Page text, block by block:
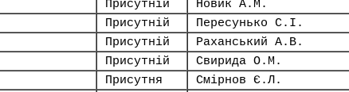
Присутній Новик А.М.
Присутній Пересунько С.І.
Присутній Раханський А.В.
Присутній Свирида О.М.
Присутня Смірнов Є.Л.